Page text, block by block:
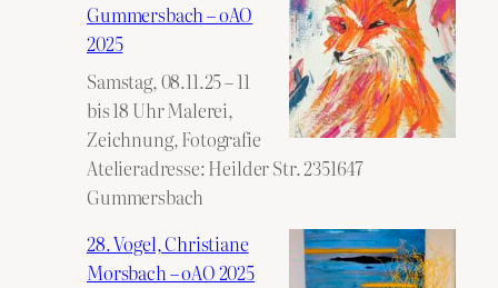
Gummersbach – oAO
2025
Samstag, 08.11.25 – 11
bis 18 Uhr Malerei,
Zeichnung, Fotografie
Atelieradresse: Heilder Str. 2351647
Gummersbach
28. Vogel, Christiane
Morsbach – oAO 2025